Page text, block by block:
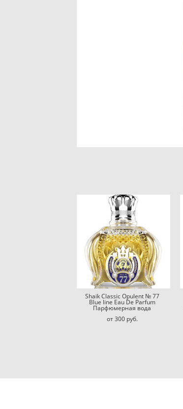
Shaik Classic Opulent № 77
Blue line Eau De Parfum
Парфюмерная вода
от 300 pуб.